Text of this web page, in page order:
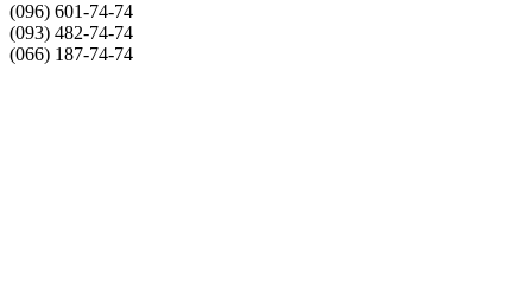
(096) 601-74-74
(093) 482-74-74
(066) 187-74-74